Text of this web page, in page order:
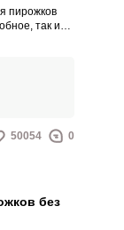
пирожков
так и
50054 0
без